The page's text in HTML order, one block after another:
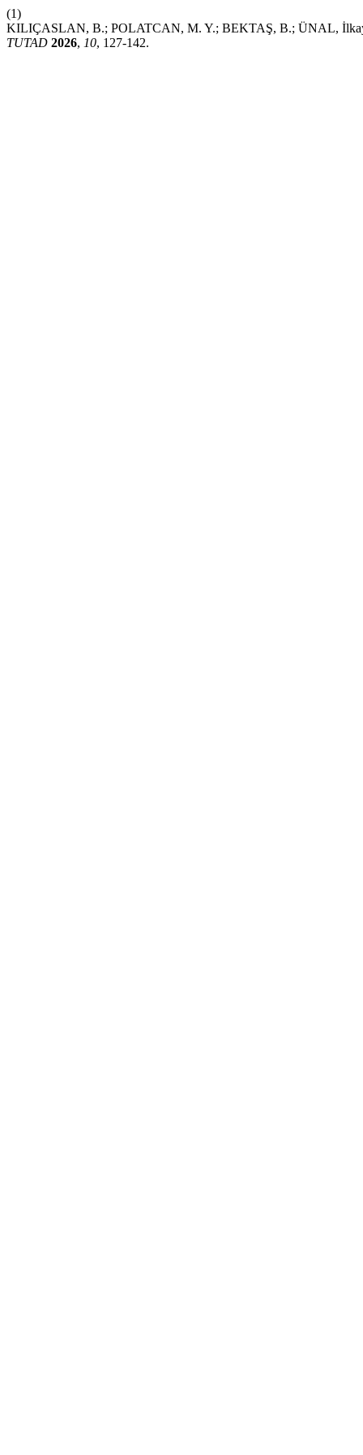
(1)
KILIÇASLAN, B.; POLATCAN, M. Y.; BEKTAŞ, B.; ÜNAL, İlkay.
TUTAD 2026, 10, 127-142.